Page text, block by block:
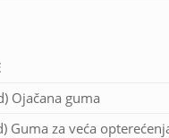
Ojačana guma
Guma za veća